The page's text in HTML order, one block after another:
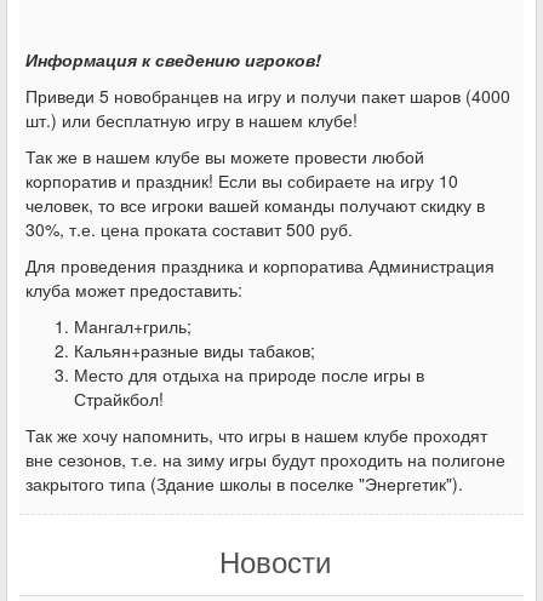
Информация к сведению игроков!
Приведи 5 новобранцев на игру и получи пакет шаров (4000
шт.) или бесплатную игру в нашем клубе!
Так же в нашем клубе вы можете провести любой
корпоратив и праздник! Если вы собираете на игру 10
человек, то все игроки вашей команды получают скидку в
30%, т.е. цена проката составит 500 руб.
Для проведения праздника и корпоратива Администрация
клуба может предоставить:
Мангал+гриль;
Кальян+разные виды табаков;
Место для отдыха на природе после игры в
Страйкбол!
Так же хочу напомнить, что игры в нашем клубе проходят
вне сезонов, т.е. на зиму игры будут проходить на полигоне
закрытого типа (Здание школы в поселке "Энергетик").
Новости